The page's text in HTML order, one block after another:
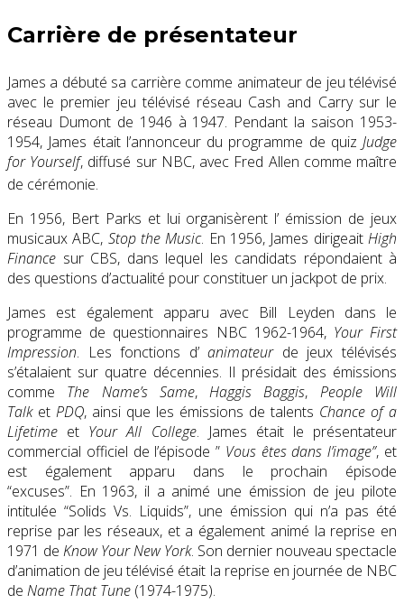
Carrière de présentateur
James a débuté sa carrière comme animateur de jeu télévisé
avec le premier jeu télévisé réseau Cash and Carry sur le
réseau Dumont de 1946 à 1947. Pendant la saison 1953-
1954, James était l’annonceur du programme de quiz Judge
for Yourself, diffusé sur NBC, avec Fred Allen comme maître
de cérémonie.
En 1956, Bert Parks et lui organisèrent l’ émission de jeux
musicaux ABC, Stop the Music. En 1956, James dirigeaitHigh
Finance sur CBS, dans lequel les candidats répondaient à
des questions d’actualité pour constituer un jackpot de prix.
James est également apparu avec Bill Leyden dans le
programme de questionnaires NBC 1962-1964, Your First
Impression. Les fonctions d’animateurde jeux télévisés
s’étalaient sur quatre décennies. Il présidait des émissions
comme The Name’s Same,Haggis Baggis, People Will
Talket PDQ, ainsi que les émissions de talents Chance of a
Lifetime et Your All College. James était le présentateur
commercial officiel de l’épisode ” Vous êtes dans l’image”, et
est également apparu dans le prochain épisode
“excuses”. En 1963, il a animé une émission de jeu pilote
intitulée “Solids Vs. Liquids”, une émission qui n’a pas été
reprise par les réseaux, et a également animé la reprise en
1971 de Know Your New York. Son dernier nouveau spectacle
d’animation de jeu télévisé était la reprise en journée de NBC
de Name That Tune (1974-1975).